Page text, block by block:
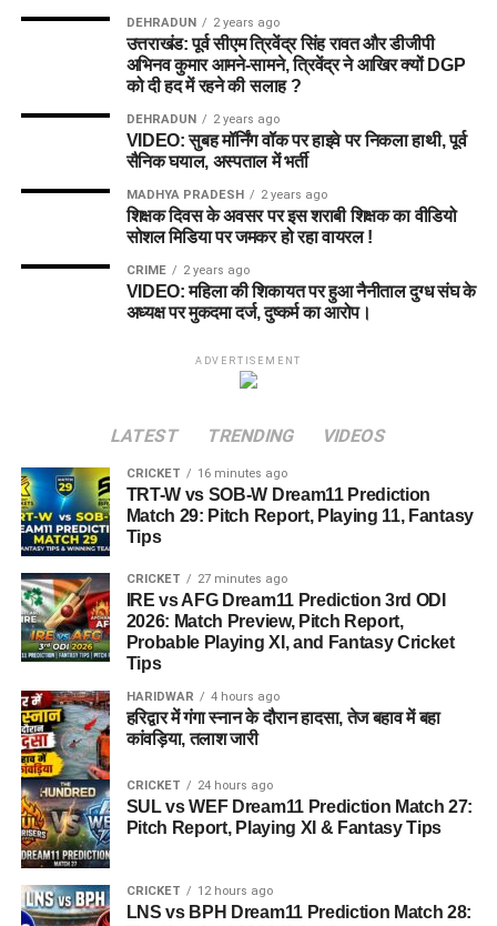
DEHRADUN 2 years ago
उत्तराखंड: पूर्व सीएम त्रिवेंद्र सिंह रावत और डीजीपी
अभिनव कुमार आमने-सामने, त्रिवेंद्र ने आखिर क्यों DGP
को दी हद में रहने की सलाह ?
DEHRADUN 2 years ago
VIDEO: सुबह मॉर्निंग वॉक पर हाइवे पर निकला हाथी, पूर्व
सैनिक घयाल, अस्पताल में भर्ती
MADHYA PRADESH 2 years ago
शिक्षक दिवस के अवसर पर इस शराबी शिक्षक का वीडियो
सोशल मिडिया पर जमकर हो रहा वायरल !
CRIME 2 years ago
VIDEO: महिला की शिकायत पर हुआ नैनीताल दुग्ध संघ के
अध्यक्ष पर मुकदमा दर्ज, दुष्कर्म का आरोप।
ADVERTISEMENT
LATEST TRENDING VIDEOS
CRICKET 16 minutes ago
TRT-W vs SOB-W Dream11 Prediction
Match 29: Pitch Report, Playing 11, Fantasy
Tips
CRICKET 27 minutes ago
IRE vs AFG Dream11 Prediction 3rd ODI
2026: Match Preview, Pitch Report,
Probable Playing XI, and Fantasy Cricket
Tips
HARIDWAR 4 hours ago
हरिद्वार में गंगा स्नान के दौरान हादसा, तेज बहाव में बहा
कांवड़िया, तलाश जारी
CRICKET 24 hours ago
SUL vs WEF Dream11 Prediction Match 27:
Pitch Report, Playing XI & Fantasy Tips
CRICKET 12 hours ago
LNS vs BPH Dream11 Prediction Match 28: